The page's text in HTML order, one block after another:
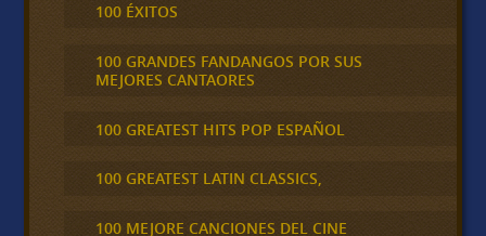
100 ÉXITOS
100 GRANDES FANDANGOS POR SUS
MEJORES CANTAORES
100 GREATEST HITS POP ESPAÑOL
100 GREATEST LATIN CLASSICS,
100 MEJORE CANCIONES DEL CINE